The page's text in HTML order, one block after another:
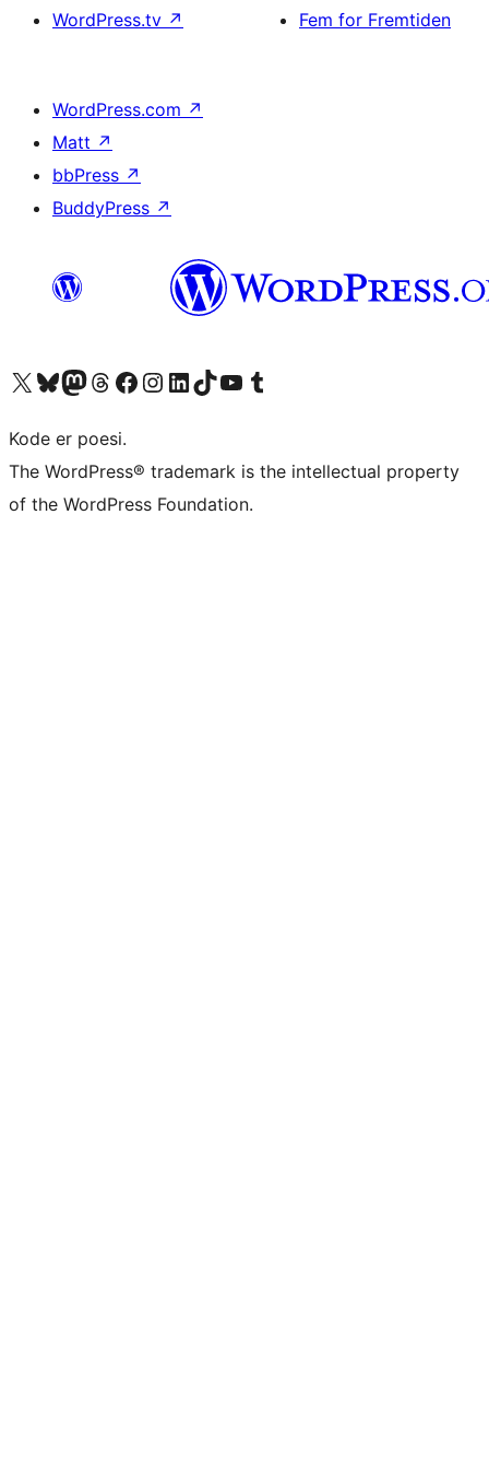
WordPress.tv ↗
Fem for Fremtiden
WordPress.com ↗
Matt ↗
bbPress ↗
BuddyPress ↗
Besøg vores X (tidligere Twitter) konto
Besøg vores Bluesky-konto
Besøg vores Mastodon konto
Besøg vores Threads-konto
Besøg vores Facebook sideBesøg vores Instagram konto
Besøg vores LinkedIn konto
Besøg vores TikTok-konto
Besøg vores YouTube-kanalBesøg vores Tumblr-konto
Kode er poesi.
The WordPress® trademark is the intellectual property
of the WordPress Foundation.